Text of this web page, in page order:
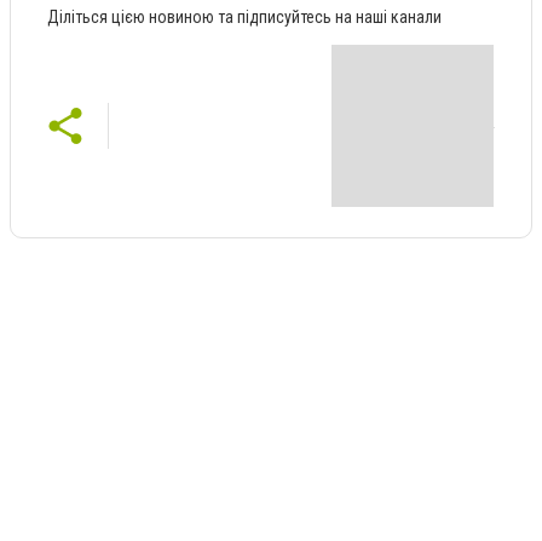
Діліться цією новиною та підписуйтесь на наші канали